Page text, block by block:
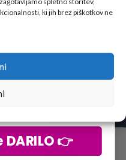
ki jih brez piškotkov ne
darila
👉